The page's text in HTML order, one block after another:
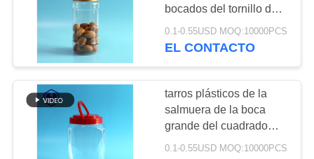
Caja de IML
28
bocados del tornillo del
oro de la botella del tarro
del ANIMAL
0.1-0.55USD MOQ:10000PCS
EL CONTACTO
tarros plásticos de la
salmuera de la boca
grande del cuadrado
2250ml con el embalaje
0.1-0.55USD MOQ:10000PCS